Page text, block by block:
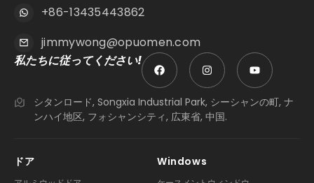
+86-13435443862
jimmywong@opuomen.com
私たちに従ってください!
シタンロード, Songxia Industrial Park, シーシャンの町, ナ
ンハイ地区, フォシャンシティ, 広東省, 中国.
ドア Windows